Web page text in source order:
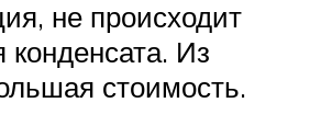
не происходит
конденсата. Из
стоимость.